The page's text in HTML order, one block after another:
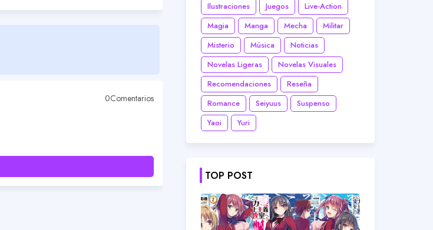
0Comentarios
Ilustraciones
Juegos
Live-Action
Magia
Manga Mecha
Militar
Misterio
Música
Noticias
Novelas Ligeras
Novelas Visuales
Recomendaciones
Reseña
Romance
Seiyuus
Suspenso
Yaoi
Yuri
TOP POST